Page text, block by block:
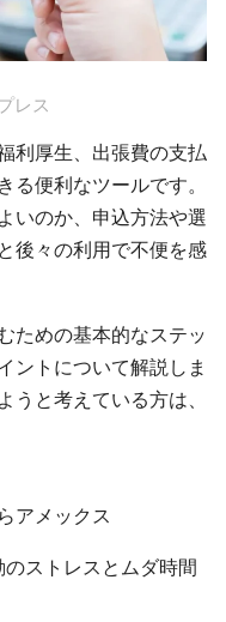
レス
利厚生、出張費の支払
る便利なツールです。
いのか、申込方法や選
後々の利用で不便を感
ための基本的なステッ
ントについて解説しま
うと考えている方は、
アメックス
のストレスとムダ時間